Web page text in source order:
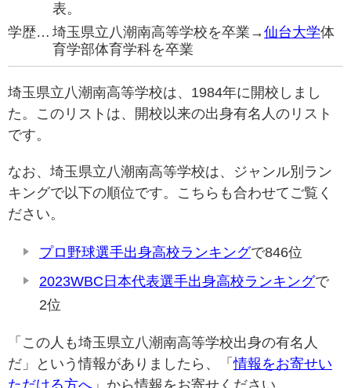
表。
学歴… 埼玉県立八潮南高等学校を卒業→仙台大学体
育学部体育学科を卒業
埼玉県立八潮南高等学校は、1984年に開校しまし
た。このリストは、開校以来の出身有名人のリスト
です。
なお、埼玉県立八潮南高等学校は、ジャンル別ラン
キングで以下の順位です。こちらも合わせてご覧く
ださい。
プロ野球選手出身高校ランキングで846位
2023WBC日本代表選手出身高校ランキングで
2位
「この人も埼玉県立八潮南高等学校出身の有名人
だ」という情報がありましたら、「情報をお寄せい
ただける方へ 」から情報をお寄せください。